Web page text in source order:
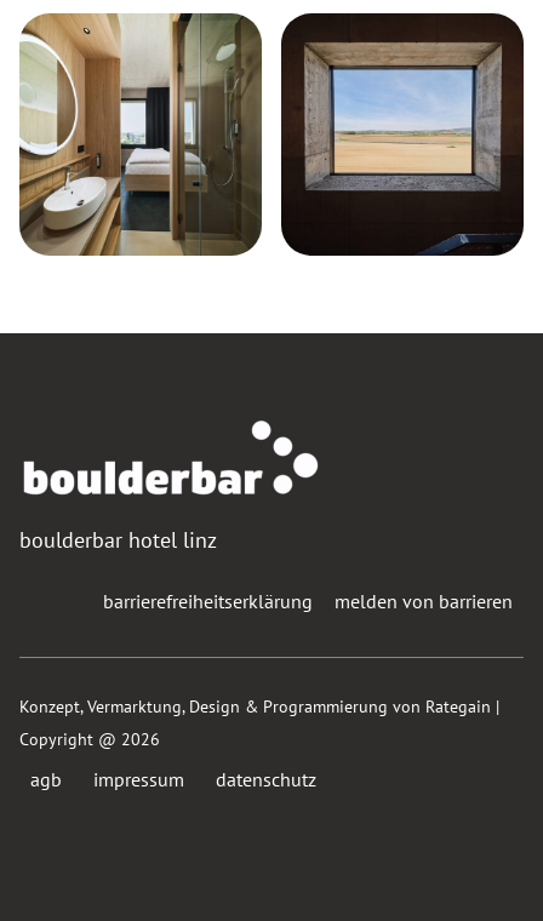
boulderbar hotel linz
barrierefreiheitserklärung melden von barrieren
Konzept, Vermarktung, Design & Programmierung von Rategain |
Copyright @ 2026
agb impressum datenschutz